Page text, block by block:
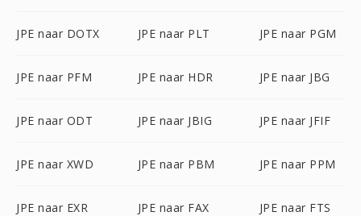
JPE naar DOTX JPE naar PLT JPE naar PGM
JPE naar PFM JPE naar HDR JPE naar JBG
JPE naar ODT JPE naar JBIG JPE naar JFIF
JPE naar XWD JPE naar PBM JPE naar PPM
JPE naar EXR JPE naar FAX JPE naar FTS